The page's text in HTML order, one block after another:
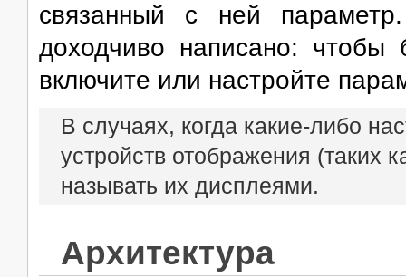
связанный с ней
доходчиво написано:
включите или настройте
В случаях, когда какие-либо
устройств отображения (таких
называть их дисплеями.
Архитектура